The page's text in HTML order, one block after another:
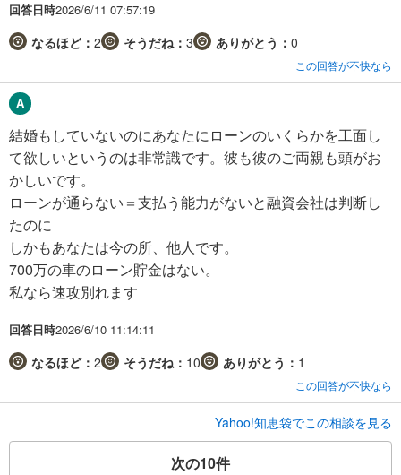
回答日時2026/6/11 07:57:19
なるほど： 2 そうだね： 3 ありがとう： 0
この回答が不快なら
結婚もしていないのにあなたにローンのいくらかを工面し
て欲しいというのは非常識です。彼も彼のご両親も頭がお
かしいです。
ローンが通らない＝支払う能力がないと融資会社は判断し
たのに
しかもあなたは今の所、他人です。
700万の車のローン貯金はない。
私なら速攻別れます
回答日時2026/6/10 11:14:11
なるほど： 2 そうだね： 10 ありがとう： 1
この回答が不快なら
Yahoo!知恵袋でこの相談を見る
次の10件